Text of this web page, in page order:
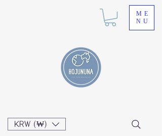
ME
NU
KRW (₩)